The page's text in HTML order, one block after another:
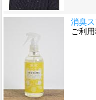
消臭ス
ご利